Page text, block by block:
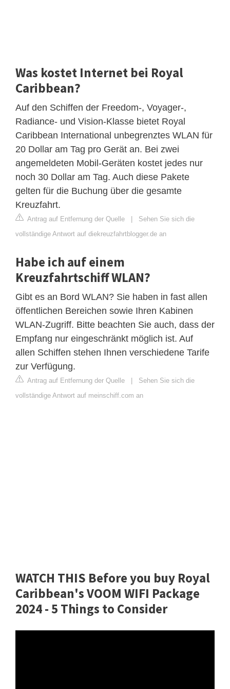
Was kostet Internet bei Royal
Caribbean?
Auf den Schiffen der Freedom-, Voyager-,
Radiance- und Vision-Klasse bietet Royal
Caribbean International unbegrenztes WLAN für
20 Dollar am Tag pro Gerät an. Bei zwei
angemeldeten Mobil-Geräten kostet jedes nur
noch 30 Dollar am Tag. Auch diese Pakete
gelten für die Buchung über die gesamte
Kreuzfahrt.
Antrag auf Entfernung der Quelle
Sehen Sie sich die
vollständige Antwort auf diekreuzfahrtblogger.de an
Habe ich auf einem
Kreuzfahrtschiff WLAN?
Gibt es an Bord WLAN? Sie haben in fast allen
öffentlichen Bereichen sowie Ihren Kabinen
WLAN-Zugriff. Bitte beachten Sie auch, dass der
Empfang nur eingeschränkt möglich ist. Auf
allen Schiffen stehen Ihnen verschiedene Tarife
zur Verfügung.
Antrag auf Entfernung der Quelle
Sehen Sie sich die
vollständige Antwort auf meinschiff.com an
WATCH THIS Before you buy Royal
Caribbean's VOOM WIFI Package
2024 - 5 Things to Consider